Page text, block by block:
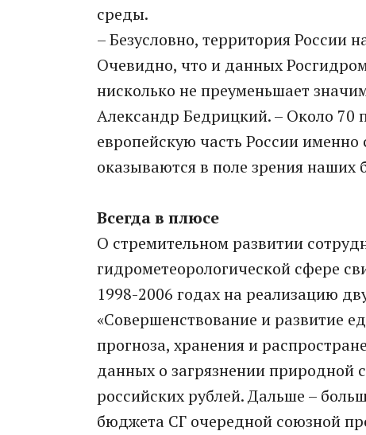
среды.
– Безусловно, территория России
Очевидно, что и данных
нисколько не преуменьшает
Александр Бедрицкий. – Около 70
европейскую часть России именно
оказываются в поле зрения наших
Всегда в плюсе
О стремительном развитии
гидрометеорологической сфере
1998-2006 годах на реализацию
«Совершенствование и развитие
прогноза, хранения и
данных о загрязнении природной
российских рублей. Дальше –
бюджета СГ очередной союзной